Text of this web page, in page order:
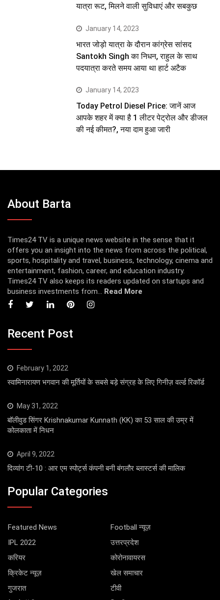
यात्रा रूट, मिलने वाली सुविधाएं और सबकुछ
January 14, 2023
भारत जोड़ो यात्रा के दौरान कांग्रेस सांसद
Santokh Singh का निधन, राहुल के साथ
पदयात्रा करते समय आया था हार्ट अटैक
January 14, 2023
Today Petrol Diesel Price: जानें आज
आपके शहर में क्या है 1 लीटर पेट्रोल और डीजल
की नई कीमत?, नया दाम हुआ जारी
About Barta
Times24 TV is a unique news website in the sense that it
offers you an insight into the news from across the political,
sports, hospitality and travel, business, technology, cinema and
entertainment, fashion, career, and education industry.
Times24 TV also keeps its readers updated on startups and
business investments from... Read More
Recent Post
February 1, 2022
स्वामिनारायण भगवान की मूर्तियों के सबसे बड़े संग्रह के लिए गिनीज़ वर्ल्ड रिकॉर्ड
May 31, 2022
बॉलीवुड सिंगर Krishnakumar Kunnath (KK) का 53 साल की उम्र में
कोलकाता में निधन
April 9, 2022
दिव्यांग टी-10 : आर एम स्पोर्ट्स कंपनी बनी बंगलौर ब्लास्टर्स की मालिक
Popular Categories
Featured News
Football न्यूज़
IPL 2022
उत्तरप्रदेश
करियर
कोरोनावायरस
क्रिकेट न्यूज़
खेल समाचार
गुजरात
टीवी